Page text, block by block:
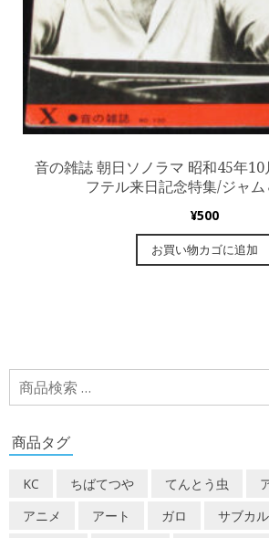
音の雑誌 朝日ソノラマ 昭和45年
フテル来日記念特集/ジャ
¥500
お買い物カゴに追加
検
索
象:
商品タグ
KC ちばてつや てんとう虫
アニメ
アート ガロ
サブカ